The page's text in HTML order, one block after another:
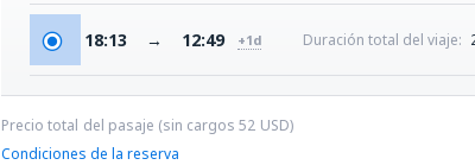
18:13 → 12:49 +1d Duración total del viaje:
Precio total del pasaje (sin cargos52 USD)
Condiciones de la reserva